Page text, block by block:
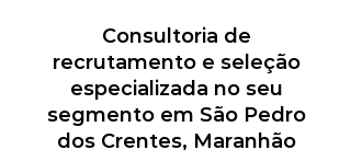
Consultoria de
recrutamento e seleção
especializada no seu
segmento em São Pedro
dos Crentes, Maranhão